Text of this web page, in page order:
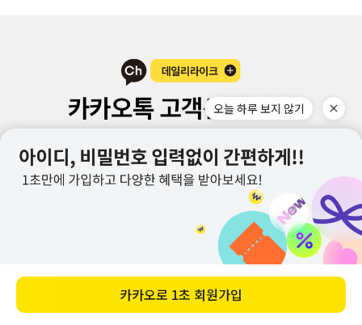
바로 구매하기